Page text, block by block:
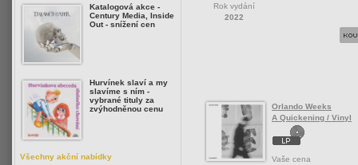
Rok vydání
2022
Orlando Weeks
A Quickening / Vinyl
Vaše cena
Katalogová akce -
Century Media, Inside
Out - snížení cen
Hurvínek slaví a my
slavíme s ním -
vybrané tituly za
zvýhodněnou cenu
Všechny akční nabídky